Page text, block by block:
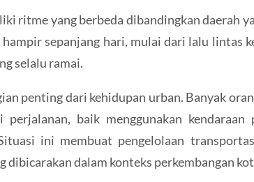
ritme yang berbeda dibandingkan daerah
sepanjang hari, mulai dari lalu lintas
selalu ramai.
penting dari kehidupan urban. Banyak
baik menggunakan kendaraan
ini membuat pengelolaan
dibicarakan dalam konteks perkembangan